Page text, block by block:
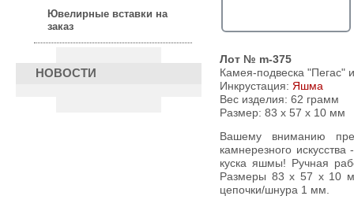
Ювелирные вставки на
заказ
НОВОСТИ
Лот № m-375
Камея-подвеска
Инкрустация: Яшма
Вес изделия: 62 грамм
Размер: 83 х 57 х 10 мм
Вашему вниманию предлагается замечательный образец
камнерезного
куска яшмы! Ручная
Размеры 83 х 57 х 10
цепочки/шнура 1 мм.